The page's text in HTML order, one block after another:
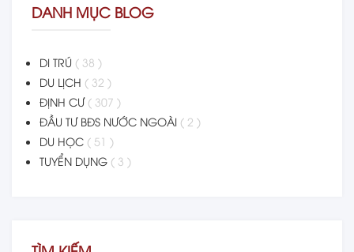
DANH MỤC BLOG
DI TRÚ ( 38 )
DU LỊCH ( 32 )
ĐỊNH CƯ ( 307 )
ĐẦU TƯ BĐS NƯỚC NGOÀI ( 2 )
DU HỌC ( 51 )
TUYỂN DỤNG ( 3 )